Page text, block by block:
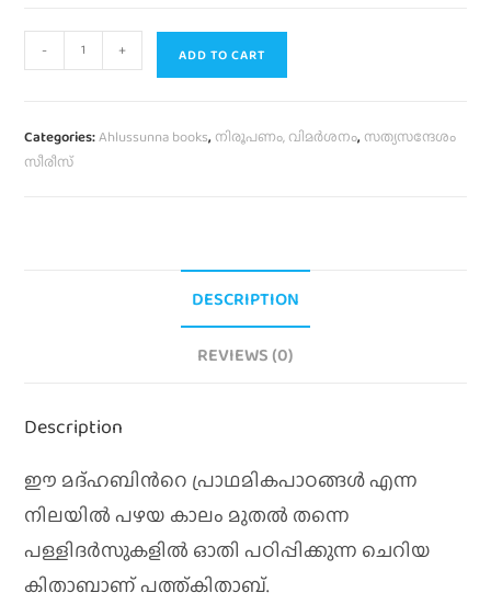
- + ADD TO CART
Categories:Ahlussunna books, നിരൂപണം, വിമര്‍ശനം, സത്യസന്ദേശം
സീരീസ്
DESCRIPTION
REVIEWS (0)
Description
ഈ മദ്ഹബിൻറെ പ്രാഥമികപാഠങ്ങൾ എന്ന
നിലയിൽ പഴയ കാലം മുതൽ തന്നെ
പള്ളിദർസുകളിൽ ഓതി പഠിപ്പിക്കുന്ന ചെറിയ
കിതാബാണ് പത്ത്കിതാബ്.